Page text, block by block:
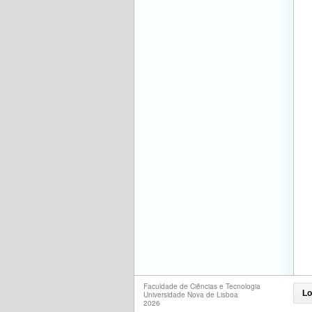
Faculdade de Ciências e Tecnologia
Universidade Nova de Lisboa
2026